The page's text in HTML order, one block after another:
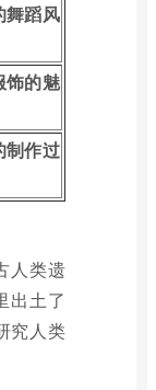
舞蹈风
饰的魅
制作过
人类遗
出土了
究人类